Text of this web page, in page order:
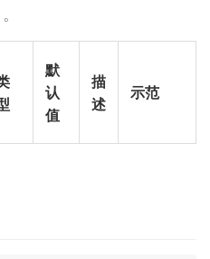
。
默
认
值
描
述
示范